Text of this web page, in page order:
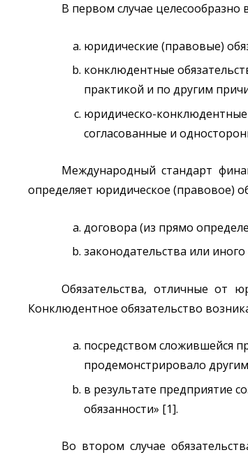
В первом случае целесообразно
юридические (правовые)
конклюдентные
практикой и по другим
юридическо-конклюдентные
согласованные и
Международный стандарт
определяет юридическое (правовое)
договора (из прямо
законодательства или
Обязательства, отличные от
Конклюдентное обязательство
посредством сложившейся
продемонстрировало
в результате предприятие
обязанности» [1].
Во втором случае